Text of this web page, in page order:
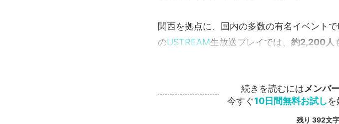
関西を拠点に、国内の多数の有名イベント
のUSTREAM生放送プレイでは、 約2,200人
続きを読むにはメンバ
今すぐ10日間無料お試し
残り 392文